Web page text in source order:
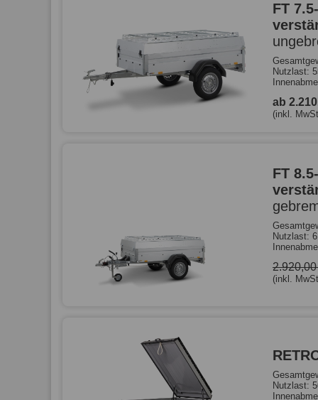
FT
Nutzlast:
ab
(inkl.
FT
Nutzlast:
(inkl.
Nutzlast: